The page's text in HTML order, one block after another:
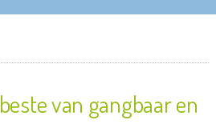
van gangbaar en